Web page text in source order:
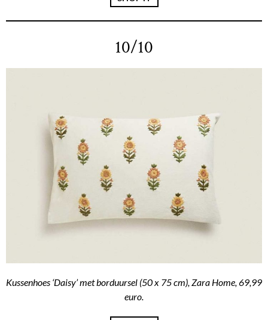
10/10
Kussenhoes ‘Daisy’ met borduursel (50 x 75 cm), Zara Home, 69,99
euro.